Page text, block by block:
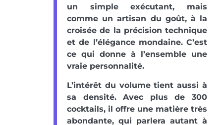
un simple exécutant, mais
comme un artisan du goût, à la
croisée de la précision technique
et de l’élégance mondaine. C’est
ce qui donne à l’ensemble une
vraie personnalité.
L’intérêt du volume tient aussi à
sa densité. Avec plus de 300
cocktails, il offre une matière très
abondante, qui parlera autant à